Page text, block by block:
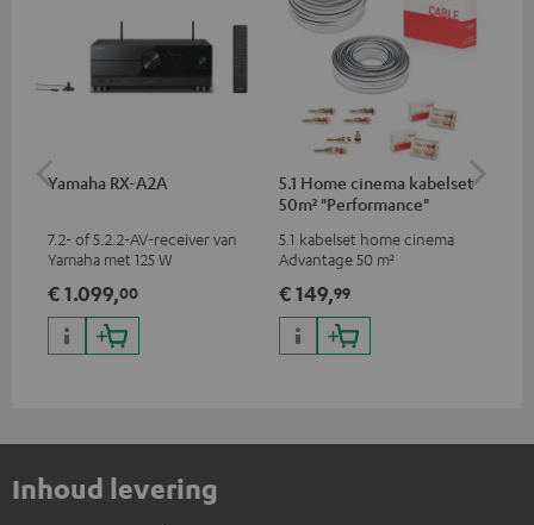
Yamaha RX-A2A
7.2- of 5.2.2-AV-receiver van
Yamaha met 125 W
(8 Ohm, 0,9 % THD)
€ 1.099,00
5.1 Home cinema kabelset
50m² "Performance"
5.1 kabelset home cinema
Advantage 50 m²
€ 149,99
Inhoud levering